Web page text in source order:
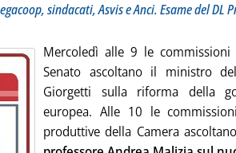
sindacati, Asvis e Anci. Esame del DL
Mercoledì alle 9 le
Senato ascoltano il ministro
Giorgetti sulla riforma della
europea. Alle 10 le
produttive della Camera